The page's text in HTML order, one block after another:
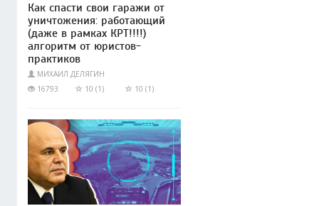
Как спасти свои гаражи от
уничтожения: работающий
(даже в рамках КРТ!!!!)
алгоритм от юристов-
практиков
МИХАИЛ ДЕЛЯГИН
16793
10 (1) 10 (1)